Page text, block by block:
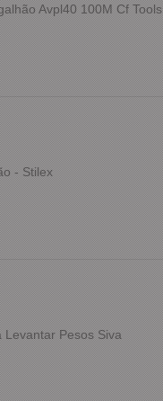
Avpl40 100M Cf Tools
- Stilex
Levantar Pesos Siva